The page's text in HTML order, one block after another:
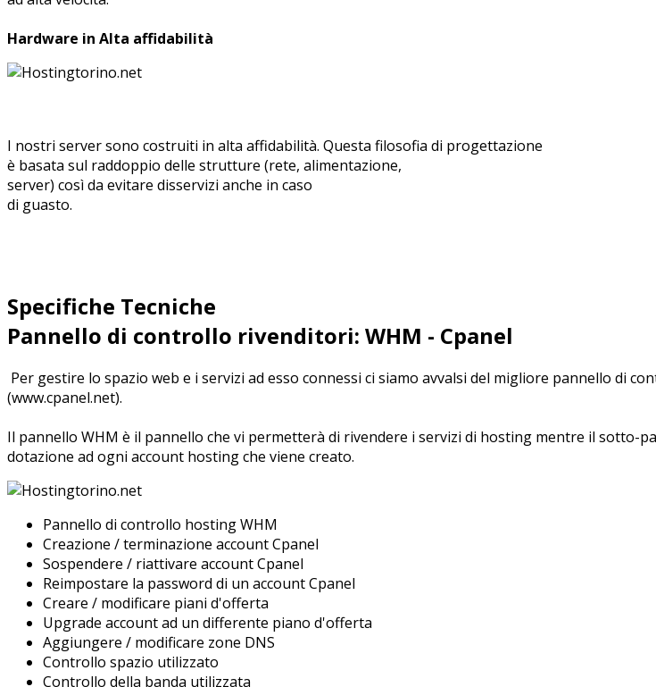
Hardware in Alta affidabilità
I nostri server sono costruiti in alta affidabilità. Questa filosofia di progettazione
è basata sul raddoppio delle strutture (rete, alimentazione,
server) così da evitare disservizi anche in caso
di guasto.
Specifiche Tecniche
Pannello di controllo rivenditori: WHM - Cpanel
Per gestire lo spazio web e i servizi ad esso connessi ci siamo avvalsi del migliore pannello di
(www.cpanel.net).
Il pannello WHM è il pannello che vi permetterà di rivendere i servizi di hosting mentre il sotto-
dotazione ad ogni account hosting che viene creato.
Pannello di controllo hosting WHM
Creazione / terminazione account Cpanel
Sospendere / riattivare account Cpanel
Reimpostare la password di un account Cpanel
Creare / modificare piani d'offerta
Upgrade account ad un differente piano d'offerta
Aggiungere / modificare zone DNS
Controllo spazio utilizzato
Controllo della banda utilizzata